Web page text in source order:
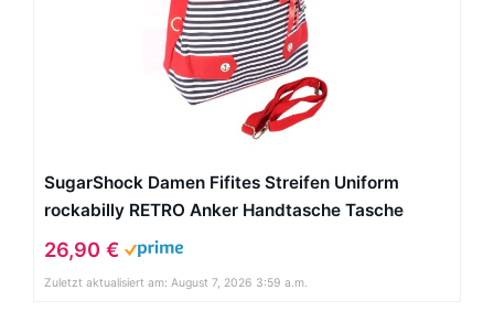
SugarShock Damen Fifites Streifen Uniform
rockabilly RETRO Anker Handtasche Tasche
26,90 €
Zuletzt aktualisiert am: August 7, 2026 3:59 a.m.